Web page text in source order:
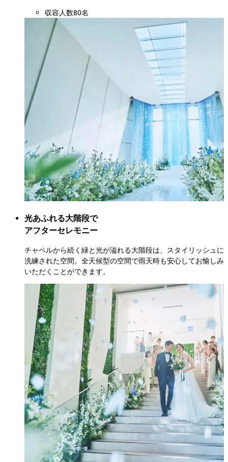
収容人数80名
光あふれる大階段で
アフターセレモニー
チャペルから続く緑と光が溢れる大階段は、スタイリッシュに
洗練された空間。全天候型の空間で雨天時も安心してお愉しみ
いただくことができます。